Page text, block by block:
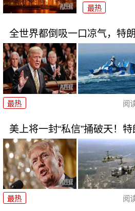
最热
全世界都倒吸一口凉气，特
最热 阅
美上将一封“私信”捅破天！
最热 阅